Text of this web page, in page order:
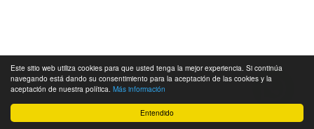
Entendido
Este sitio web utiliza cookies para que usted tenga la mejor experiencia. Si continúa
navegando está dando su consentimiento para la aceptación de las cookies y la
aceptación de nuestra política. Más información